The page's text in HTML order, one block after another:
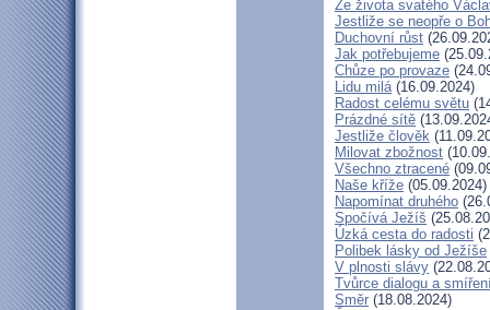
Ze života svatého
Jestliže se neopře o
Duchovní růst
Jak potřebujeme
Chůze po provaze
Lidu milá(16.09.2024)
Radost celému světu
Prázdné sítě
Jestliže člověk
Milovat zbožnost
Všechno ztracené
Naše kříže (05.09.2024)
Napomínat druhého
Spočívá Ježíš
Úzká cesta do radosti
Polibek lásky od Ježíše
V plnosti slávy
Tvůrce dialogu a
Směr (18.08.2024)